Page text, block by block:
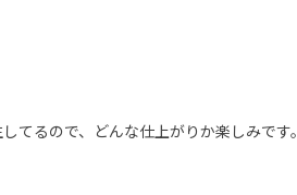
てるので、どんな仕上がりか楽しみです。